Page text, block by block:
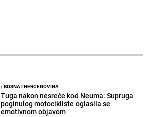
/BOSNA I HERCEGOVINA
Tuga nakon nesreće kod Neuma: Supruga
poginulog motocikliste oglasila se
emotivnom objavom